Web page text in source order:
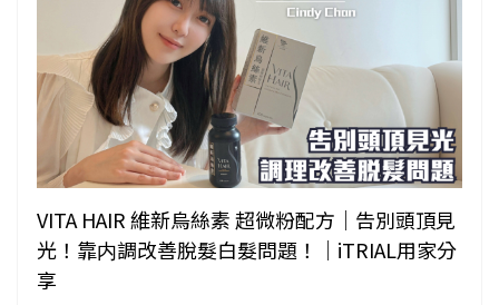
VITA HAIR 維新烏絲素 超微粉配方｜告別頭頂見
光！靠内調改善脫髮白髮問題！｜iTRIAL用家分
享